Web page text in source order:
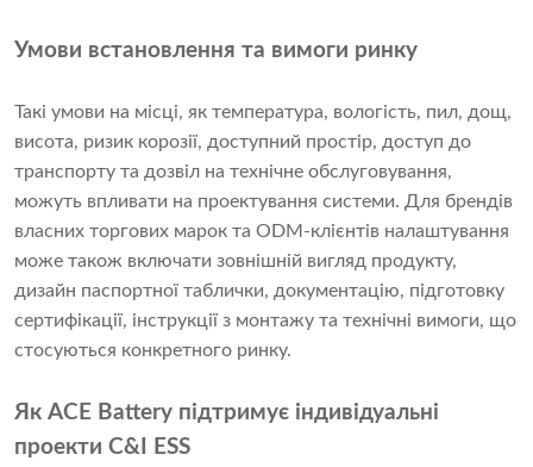
Умови встановлення та вимоги ринку
Такі умови на місці, як температура, вологість, пил, дощ,
висота, ризик корозії, доступний простір, доступ до
транспорту та дозвіл на технічне обслуговування,
можуть впливати на проектування системи. Для брендів
власних торгових марок та ODM-клієнтів налаштування
може також включати зовнішній вигляд продукту,
дизайн паспортної таблички, документацію, підготовку
сертифікації, інструкції з монтажу та технічні вимоги, що
стосуються конкретного ринку.
Як ACE Battery підтримує індивідуальні
проекти C&I ESS